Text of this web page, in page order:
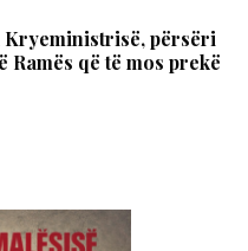
Kryeministrisë, përsëri
që të mos prekë